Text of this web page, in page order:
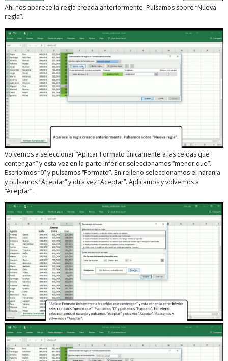
Ahí nos aparece la regla creada anteriormente. Pulsamos sobre “Nueva
regla”.
Volvemos a seleccionar “Aplicar Formato únicamente a las celdas que
contengan” y esta vez en la parte inferior seleccionamos “menor que”.
Escribimos “0” y pulsamos “Formato”. En relleno seleccionamos el naranja
y pulsamos “Aceptar” y otra vez “Aceptar”. Aplicamos y volvemos a
“Aceptar”.